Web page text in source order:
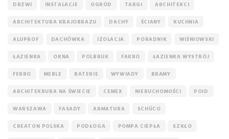
DRZWI INSTALACJE OGRÓD TARGI ARCHITEKCI
ARCHITEKTURA KRAJOBRAZU DACHY ŚCIANY KUCHNIA
ALUPROF DACHÓWKA IZOLACJA PORADNIK WIŚNIOWSKI
ŁAZIENKA OKNA POLBRUK FAKRO ŁAZIENKA WYSTRÓJ
FERRO MEBLE BATERIE WYWIADY BRAMY
ARCHITEKRURA NA ŚWIECIE CEMEX NIERUCHOMOŚCI POID
WARSZAWA FASADY ARMATURA SCHÜCO
CREATON POLSKA PODŁOGA POMPA CIEPŁA SZKŁO